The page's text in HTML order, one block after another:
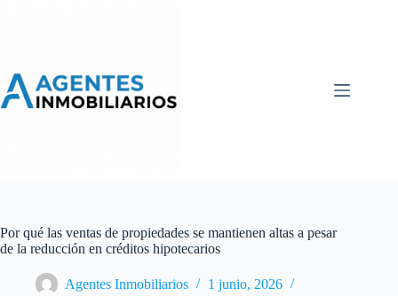
Por qué las ventas de propiedades se mantienen altas a pesar
de la reducción en créditos hipotecarios
Agentes Inmobiliarios
1 junio, 2026